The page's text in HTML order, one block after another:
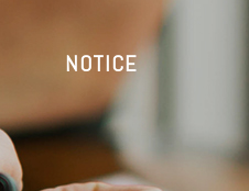
NOTICE